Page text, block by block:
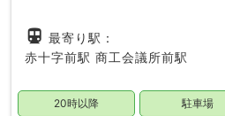
directions_subway 最寄り駅：
赤十字前駅 商工会議所前駅
20時以降 駐車場